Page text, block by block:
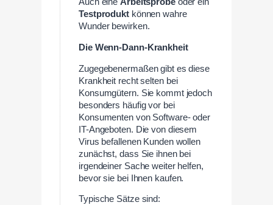
Testproduktkönnen wahre
Wunder bewirken.
Die Wenn-Dann-Krankheit
Zugegebenermaßen gibt es diese
Krankheit recht selten bei
Konsumgütern. Sie kommt jedoch
besonders häufig vor bei
Konsumenten von Software- oder
IT-Angeboten. Die von diesem
Virus befallenen Kunden wollen
zunächst, dass Sie ihnen bei
irgendeiner Sache weiter helfen,
bevor sie bei Ihnen kaufen.
Typische Sätze sind: